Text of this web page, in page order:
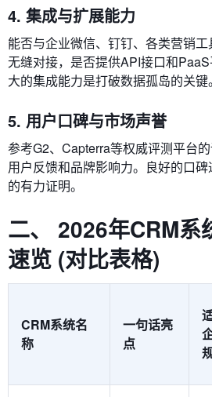
4. 集成与扩展能力
能否与企业微信、钉钉、各类营销
无缝对接，是否提供API接口和
大的集成能力是打破数据孤岛的关键。
5. 用户口碑与市场声誉
参考G2、Capterra等权威评测平台
用户反馈和品牌影响力。良好的口
的有力证明。
二、 2026年CRM系
速览 (对比表格)
CRM系统名
称
一句话亮
点